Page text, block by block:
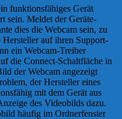
funktionsfähiges Gerät
sein. Meldet der Geräte-
dies die Webcam sein, zu
auf ihren Support-
ein Webcam-Treiber
die Connect-Schaltfläche in
der Webcam angezeigt
der Hersteller eines
mit dem Gerät aus
des Videobilds dazu.
häufig im Ordnerfenster